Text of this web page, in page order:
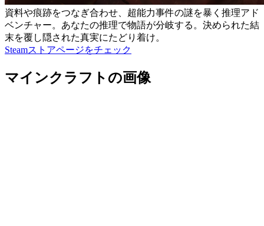
資料や痕跡をつなぎ合わせ、超能力事件の謎を暴く推理アド
ベンチャー。あなたの推理で物語が分岐する。決められた結
末を覆し隠された真実にたどり着け。
Steamストアページをチェック
マインクラフトの画像